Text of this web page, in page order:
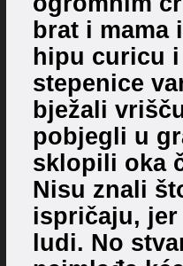
brat i mama
hipu curicu
stepenice
bježali
pobjegli u
sklopili oka
Nisu znali
ispričaju, jer
ludi. No